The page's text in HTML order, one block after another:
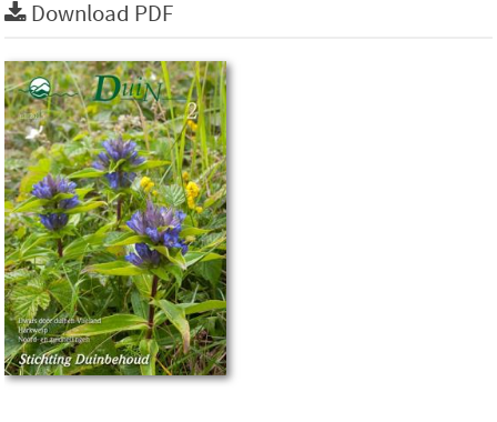
Download PDF